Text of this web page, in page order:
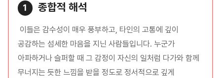
1 종합적 해석
이들은 감수성이 매우 풍부하고, 타인의 고통에 깊이
공감하는 섬세한 마음을 지닌 사람들입니다. 누군가
아파하거나 슬퍼할 때 그 감정이 자신의 일처럼 다가와 함께
무너지는 듯한 느낌을 받을 정도로 정서적으로 깊게